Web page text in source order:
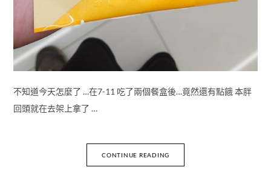
不知道今天怎麼了 …在7-11 吃了兩個餐盒後…竟然還有點餓 本胖
回頭就在去架上拿了 …
CONTINUE READING